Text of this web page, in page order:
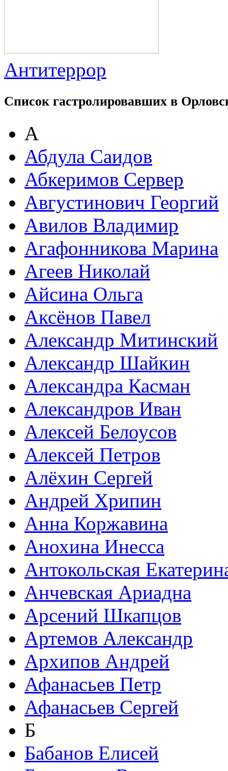
Антитеррор
Список гастролировавших в
А
Абдула Саидов
Абкеримов Сервер
Августинович Георгий
Авилов Владимир
Агафонникова Марина
Агеев Николай
Айсина Ольга
Аксёнов Павел
Александр Митинский
Александр Шайкин
Александра Касман
Александров Иван
Алексей Белоусов
Алексей Петров
Алёхин Сергей
Андрей Хрипин
Анна Коржавина
Анохина Инесса
Антокольская
Анчевская Ариадна
Арсений Шкапцов
Артемов Александр
Архипов Андрей
Афанасьев Петр
Афанасьев Сергей
Б
Бабанов Елисей